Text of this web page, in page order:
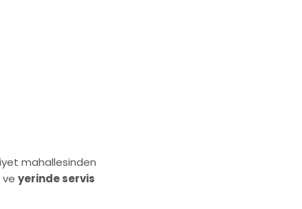
mahallesinden
yerinde servis